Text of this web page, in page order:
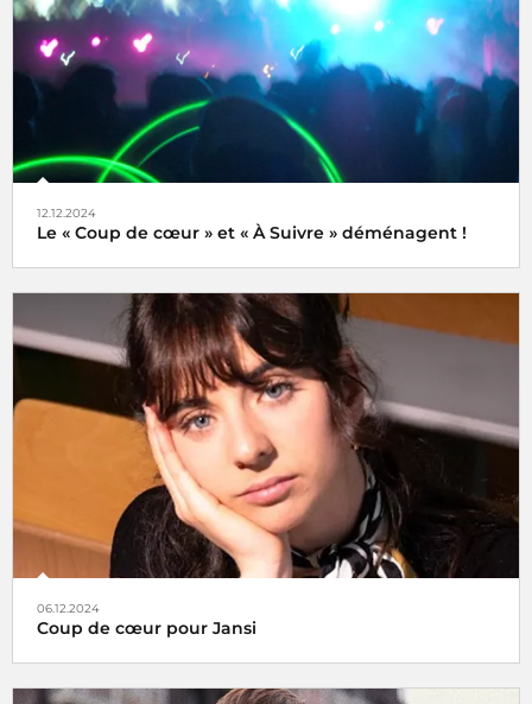
12.12.2024
Le « Coup de cœur » et « À Suivre » déménagent !
Tels des oiseaux migrateurs à partir du lundi 16 décembre
2024 retrouvez nos rubriquesCoup de cœur
non plus ici (sur radiofrance.com) mais là, à savoir sur la
plateforme
06.12.2024
Coup de cœur pour Jansi